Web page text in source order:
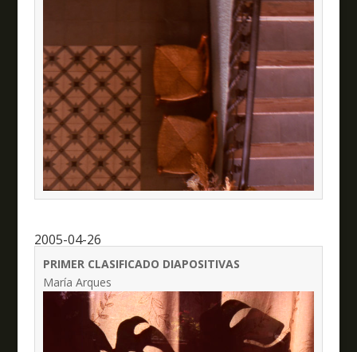
2005-04-26
PRIMER CLASIFICADO DIAPOSITIVAS
María Arques